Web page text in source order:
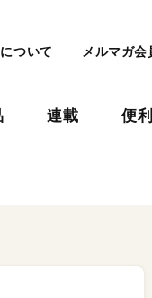
ついて メルマガ会
連載 便